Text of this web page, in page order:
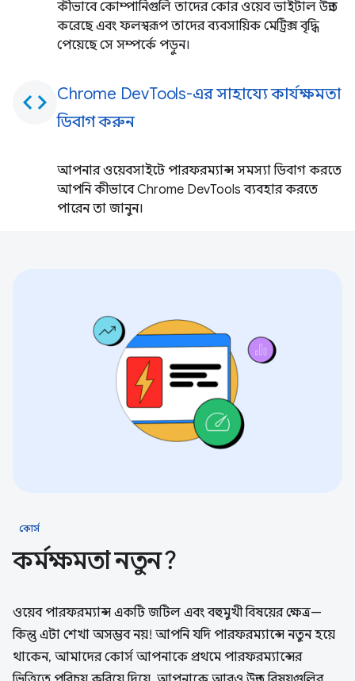
কীভাবে কোম্পানিগুলি তাদের কোর ওয়েব ভাইটাল উন্নত
করেছে এবং ফলস্বরূপ তাদের ব্যবসায়িক মেট্রিক্স বৃদ্ধি
পেয়েছে সে সম্পর্কে পড়ুন।
code Chrome DevTools-এর সাহায্যে কার্যক্ষমতা
ডিবাগ করুন
আপনার ওয়েবসাইটে পারফরম্যান্স সমস্যা ডিবাগ করতে
আপনি কীভাবে Chrome DevTools ব্যবহার করতে
পারেন তা জানুন।
কোর্স
কর্মক্ষমতা নতুন?
ওয়েব পারফরম্যান্স একটি জটিল এবং বহুমুখী বিষয়ের ক্ষেত্র—
কিন্তু এটা শেখা অসম্ভব নয়! আপনি যদি পারফরম্যান্সে নতুন হয়ে
থাকেন, আমাদের কোর্স আপনাকে প্রথমে পারফরম্যান্সের